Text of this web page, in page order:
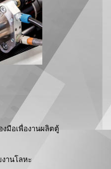
มือเพื่องานผลิตตู้
านโลหะ